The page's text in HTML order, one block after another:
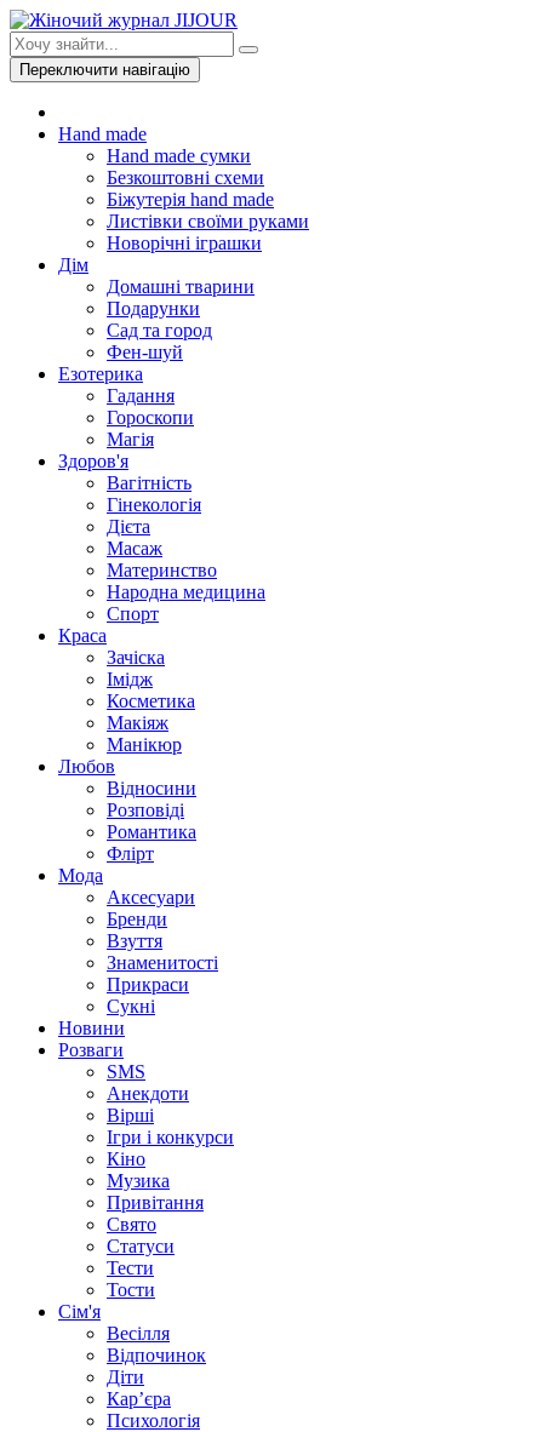
Переключити навігацію
Hand made
Hand made сумки
Безкоштовні схеми
Біжутерія hand made
Листівки своїми руками
Новорічні іграшки
Дім
Домашні тварини
Подарунки
Сад та город
Фен-шуй
Езотерика
Гадання
Гороскопи
Магія
Здоров'я
Вагітність
Гінекологія
Дієта
Масаж
Материнство
Народна медицина
Спорт
Краса
Зачіска
Імідж
Косметика
Макіяж
Манікюр
Любов
Відносини
Розповіді
Романтика
Флірт
Мода
Аксесуари
Бренди
Взуття
Знаменитості
Прикраси
Сукні
Новини
Розваги
SMS
Анекдоти
Вірші
Ігри і конкурси
Кіно
Музика
Привітання
Свято
Статуси
Тести
Тости
Сім'я
Весілля
Відпочинок
Діти
Кар’єра
Психологія